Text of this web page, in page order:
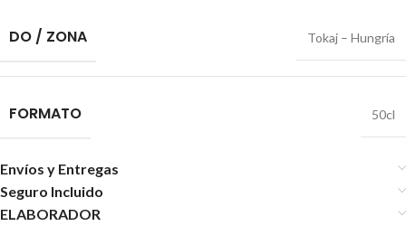
DO / ZONA Tokaj – Hungría
FORMATO 50cl
Envíos y Entregas
Seguro Incluido
ELABORADOR